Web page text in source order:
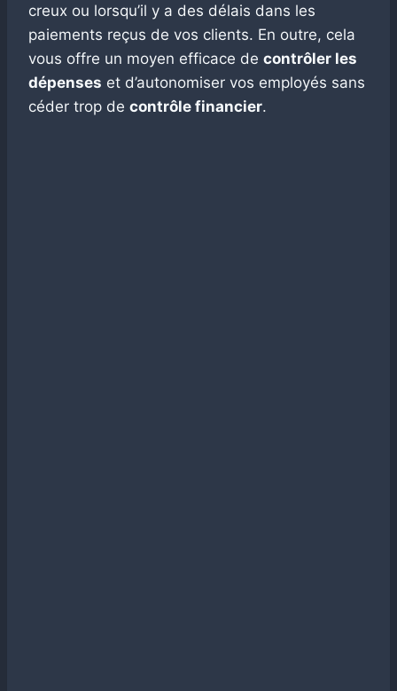
creux ou lorsqu’il y a des délais dans les
paiements reçus de vos clients. En outre, cela
vous offre un moyen efficace de contrôler les
dépenses et d’autonomiser vos employés sans
céder trop de contrôle financier.